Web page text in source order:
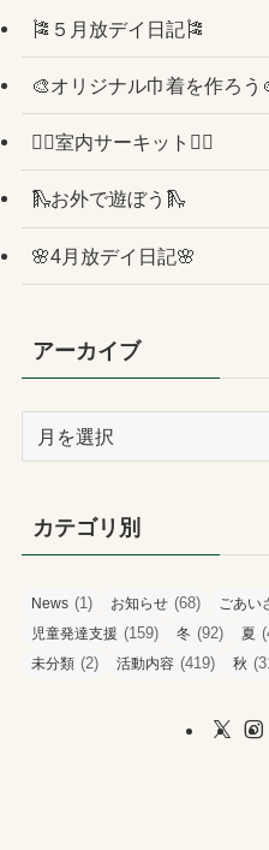
🎏５月放デイ日記🎏
🎨オリジナル巾着を作ろう
🏳️‍🌈室内サーキット🏳️‍🌈
🛝お外で遊ぼう🛝
🌸4月放デイ日記🌸
アーカイブ
ブ
カテゴリ別
News (1) お知らせ (68) ごあい
児童発達支援 (159) 冬 (92) 夏
未分類 (2) 活動内容 (419) 秋